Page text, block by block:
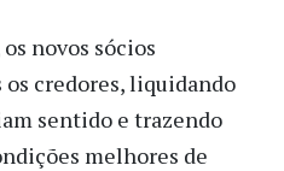
novos sócios
credores, liquidando
sentido e trazendo
melhores de